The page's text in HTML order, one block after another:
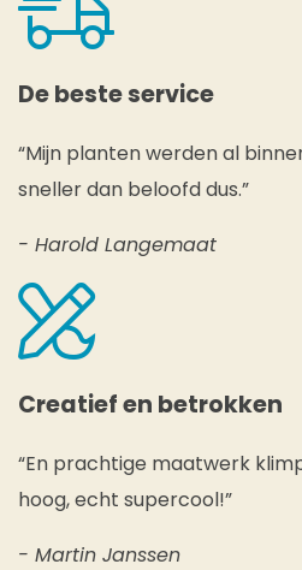
De beste service
“Mijn planten werden al
sneller dan beloofd dus.”
- Harold Langemaat
Creatief en betrokken
“En prachtige maatwerk
hoog, echt supercool!”
- Martin Janssen